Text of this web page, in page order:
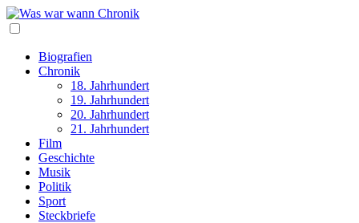
Biografien
Chronik
18. Jahrhundert
19. Jahrhundert
20. Jahrhundert
21. Jahrhundert
Film
Geschichte
Musik
Politik
Sport
Steckbriefe